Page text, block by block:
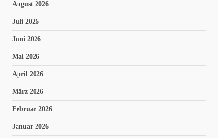
August 2026
Juli 2026
Juni 2026
Mai 2026
April 2026
März 2026
Februar 2026
Januar 2026